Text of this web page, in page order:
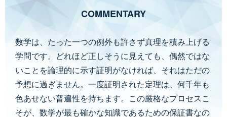
COMMENTARY
数学は、たった一つの例外も許さず真理を積み上げる
学問です。どれほど正しそうに見えても、偶然ではな
いことを論理的に示す証明がなければ、それはただの
予想に過ぎません。一度証明された定理は、何千年も
色あせない普遍性を持ちます。この厳格なプロセスこ
そが、数学が最も確かな知識であるための保証書なの